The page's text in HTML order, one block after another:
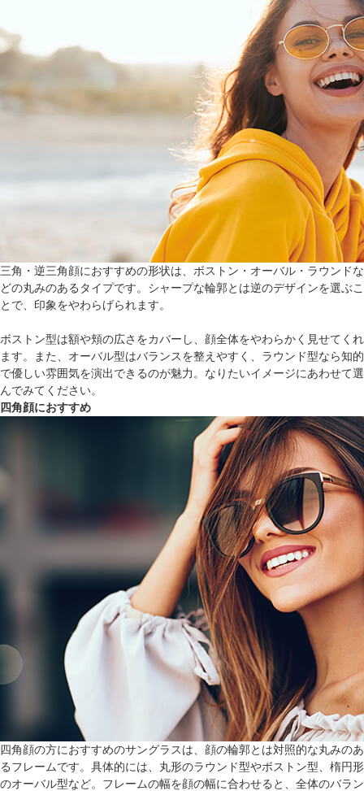
三角・逆三角顔におすすめの形状は、ボストン・オーバル・ラウンドな
どの丸みのあるタイプです。シャープな輪郭とは逆のデザインを選ぶこ
とで、印象をやわらげられます。
ボストン型は額や頬の広さをカバーし、顔全体をやわらかく見せてくれ
ます。また、オーバル型はバランスを整えやすく、ラウンド型なら知的
で優しい雰囲気を演出できるのが魅力。なりたいイメージにあわせて選
んでみてください。
四角顔におすすめ
四角顔の方におすすめのサングラスは、顔の輪郭とは対照的な丸みのあ
るフレームです。具体的には、丸形のラウンド型やボストン型、楕円形
のオーバル型など。フレームの幅を顔の幅に合わせると、全体のバラン